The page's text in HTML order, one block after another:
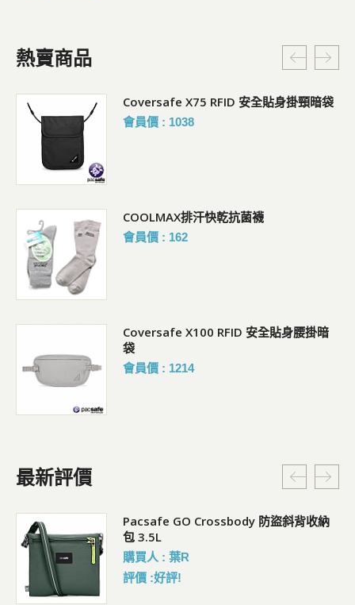
熱賣商品
Coversafe X75 RFID 安全貼身掛頸暗袋
會員價 : 1038
COOLMAX排汗快乾抗菌襪
會員價 : 162
Coversafe X100 RFID 安全貼身腰掛暗
袋
會員價 : 1214
最新評價
Pacsafe GO Crossbody 防盜斜背收納
包 3.5L
購買人 : 葉R
評價 :好評!